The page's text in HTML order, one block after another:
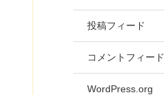
投稿フィード
コメントフィード
WordPress.org